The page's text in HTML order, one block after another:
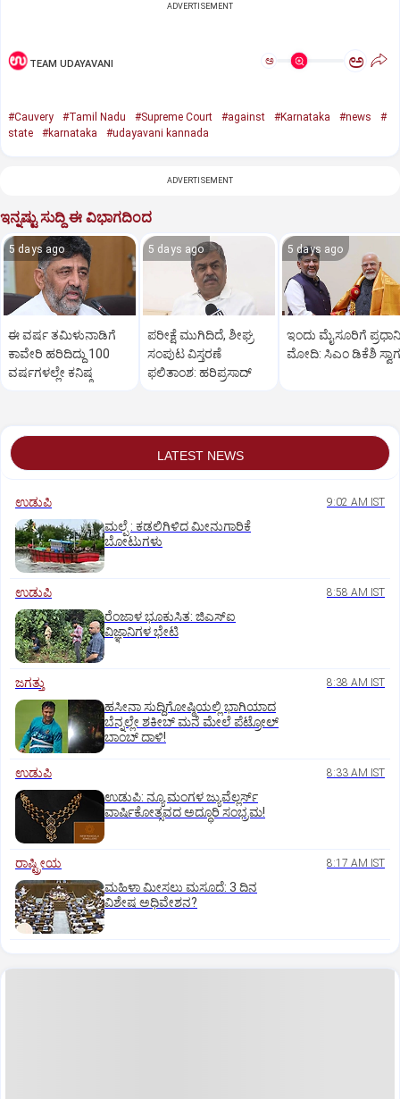
ADVERTISEMENT
TEAM UDAYAVANI ಅ ಅ
#Cauvery #Tamil Nadu #Supreme Court #against #Karnataka #news
#
state
#karnataka #udayavani kannada
ADVERTISEMENT
ಇನ್ನಷ್ಟು ಸುದ್ದಿ ಈ ವಿಭಾಗದಿಂದ
5 days ago
ಈ ವರ್ಷ ತಮಿಳುನಾಡಿಗೆ
ಕಾವೇರಿ ಹರಿದಿದ್ದು 100
ವರ್ಷಗಳಲ್ಲೇ ಕನಿಷ್ಠ
5 days ago
ಪರೀಕ್ಷೆ ಮುಗಿದಿದೆ, ಶೀಘ್ರ
ಸಂಪುಟ ವಿಸ್ತರಣೆ
ಫಲಿತಾಂಶ: ಹರಿಪ್ರಸಾದ್
5 days ago
ಇಂದು ಮೈಸೂರಿಗೆ ಪ್ರಧಾನಿ
ಮೋದಿ: ಸಿಎಂ ಡಿಕೆಶಿ
LATEST NEWS
ಉಡುಪಿ 9:02 AM IST
ಮಲ್ಪೆ : ಕಡಲಿಗಿಳಿದ ಮೀನುಗಾರಿಕೆ
ಬೋಟುಗಳು
ಉಡುಪಿ 8:58 AM IST
ರೆಂಜಾಳ ಭೂಕುಸಿತ: ಜಿಎಸ್‌ಐ
ವಿಜ್ಞಾನಿಗಳ ಭೇಟಿ
ಜಗತ್ತು 8:38 AM IST
ಹಸೀನಾ ಸುದ್ದಿಗೋಷ್ಠಿಯಲ್ಲಿ ಭಾಗಿಯಾದ
ಬೆನ್ನಲ್ಲೇ ಶಕೀಬ್ ಮನೆ ಮೇಲೆ ಪೆಟ್ರೋಲ್
ಬಾಂಬ್ ದಾಳಿ!
ಉಡುಪಿ 8:33 AM IST
ಉಡುಪಿ: ನ್ಯೂ ಮಂಗಳ ಜ್ಯುವೆಲ್ಲರ್ಸ್
ವಾರ್ಷಿಕೋತ್ಸವದ ಅದ್ಧೂರಿ ಸಂಭ್ರಮ!
ರಾಷ್ಟ್ರೀಯ 8:17 AM IST
ಮಹಿಳಾ ಮೀಸಲು ಮಸೂದೆ: 3 ದಿನ
ವಿಶೇಷ ಅಧಿವೇಶನ?